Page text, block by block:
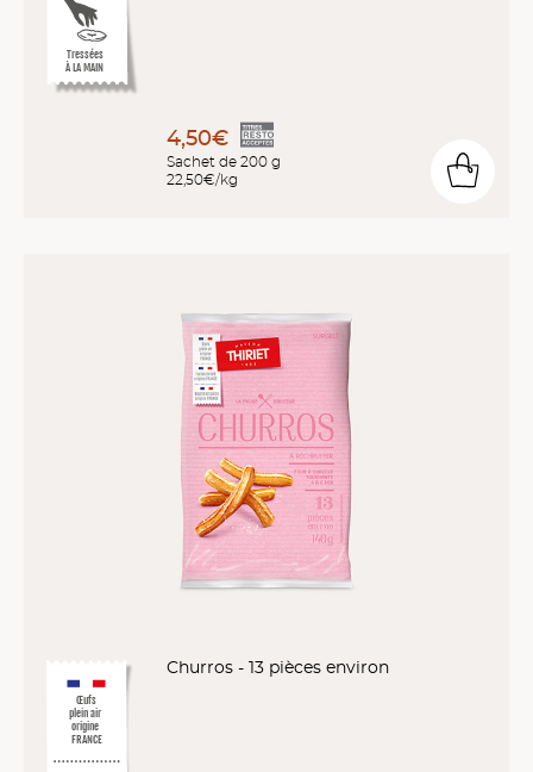
Tressées
À LA MAIN
4,50€
Sachet de 200 g
22,50€/kg
Œufs
plein air
origine
FRANCE
Churros - 13 pièces environ